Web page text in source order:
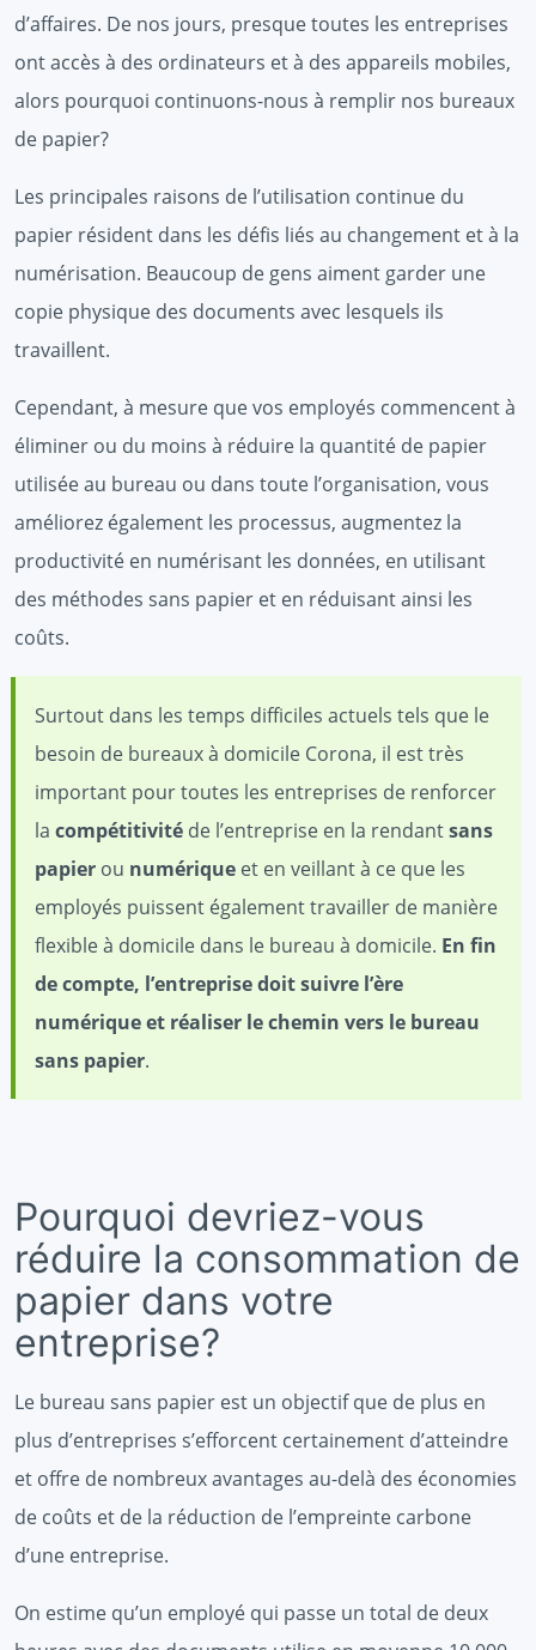
d’affaires. De nos jours, presque toutes les entreprises
ont accès à des ordinateurs et à des appareils mobiles,
alors pourquoi continuons-nous à remplir nos bureaux
de papier?
Les principales raisons de l’utilisation continue du
papier résident dans les défis liés au changement et à la
numérisation. Beaucoup de gens aiment garder une
copie physique des documents avec lesquels ils
travaillent.
Cependant, à mesure que vos employés commencent à
éliminer ou du moins à réduire la quantité de papier
utilisée au bureau ou dans toute l’organisation, vous
améliorez également les processus, augmentez la
productivité en numérisant les données, en utilisant
des méthodes sans papier et en réduisant ainsi les
coûts.
Surtout dans les temps difficiles actuels tels que le
besoin de bureaux à domicile Corona, il est très
important pour toutes les entreprises de renforcer
la compétitivité de l’entreprise en la rendantsans
papier ou numérique et en veillant à ce que les
employés puissent également travailler de manière
flexible à domicile dans le bureau à domicile. En fin
de compte, l’entreprise doit suivre l’ère
numérique et réaliser le chemin vers le bureau
sans papier.
Pourquoi devriez-vous
réduire la consommation de
papier dans votre
entreprise?
Le bureau sans papier est un objectif que de plus en
plus d’entreprises s’efforcent certainement d’atteindre
et offre de nombreux avantages au-delà des économies
de coûts et de la réduction de l’empreinte carbone
d’une entreprise.
On estime qu’un employé qui passe un total de deux